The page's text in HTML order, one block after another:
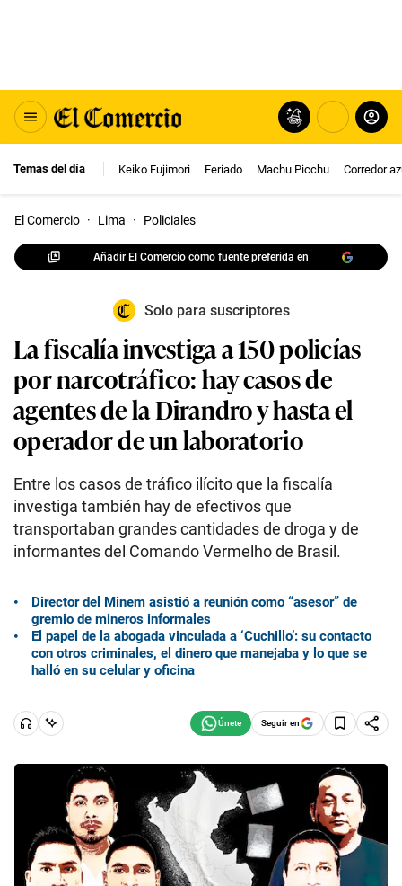
Temas del día Keiko Fujimori Feriado Machu Picchu Corredor
El Comercio · Lima · Policiales
Añadir El Comercio como fuente preferida en
Solo para suscriptores
La fiscalía investiga a 150 policías
por narcotráfico: hay casos de
agentes de la Dirandro y hasta el
operador de un laboratorio
Entre los casos de tráfico ilícito que la fiscalía
investiga también hay de efectivos que
transportaban grandes cantidades de droga y de
informantes del Comando Vermelho de Brasil.
Director del Minem asistió a reunión como “asesor” de
gremio de mineros informales
El papel de la abogada vinculada a ‘Cuchillo’: su contacto
con otros criminales, el dinero que manejaba y lo que se
halló en su celular y oficina
Seguir en